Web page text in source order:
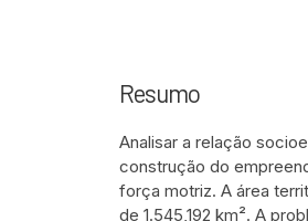
Resumo
Analisar a relação
construção do
força motriz. A área
de 1.545,192 km². A